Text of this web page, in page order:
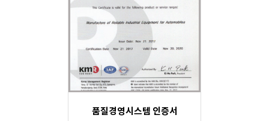
품질경영시스템 인증서